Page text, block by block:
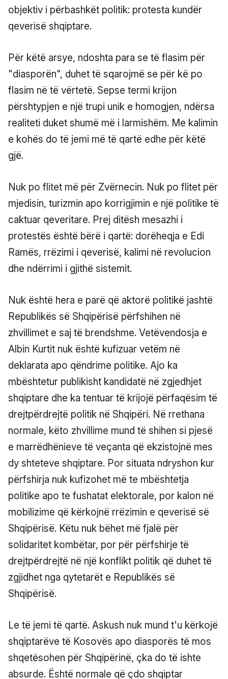
objektiv i përbashkët politik: protesta kundër
qeverisë shqiptare.
Për këtë arsye, ndoshta para se të flasim për
"diasporën", duhet të sqarojmë se për kë po
flasim në të vërtetë. Sepse termi krijon
përshtypjen e një trupi unik e homogjen, ndërsa
realiteti duket shumë më i larmishëm. Me kalimin
e kohës do të jemi më të qartë edhe për këtë
gjë.
Nuk po flitet më për Zvërnecin. Nuk po flitet për
mjedisin, turizmin apo korrigjimin e një politike të
caktuar qeveritare. Prej ditësh mesazhi i
protestës është bërë i qartë: dorëheqja e Edi
Ramës, rrëzimi i qeverisë, kalimi në revolucion
dhe ndërrimi i gjithë sistemit.
Nuk është hera e parë që aktorë politikë jashtë
Republikës së Shqipërisë përfshihen në
zhvillimet e saj të brendshme. Vetëvendosja e
Albin Kurtit nuk është kufizuar vetëm në
deklarata apo qëndrime politike. Ajo ka
mbështetur publikisht kandidatë në zgjedhjet
shqiptare dhe ka tentuar të krijojë përfaqësim të
drejtpërdrejtë politik në Shqipëri. Në rrethana
normale, këto zhvillime mund të shihen si pjesë
e marrëdhënieve të veçanta që ekzistojnë mes
dy shteteve shqiptare. Por situata ndryshon kur
përfshirja nuk kufizohet më te mbështetja
politike apo te fushatat elektorale, por kalon në
mobilizime që kërkojnë rrëzimin e qeverisë së
Shqipërisë. Këtu nuk bëhet më fjalë për
solidaritet kombëtar, por për përfshirje të
drejtpërdrejtë në një konflikt politik që duhet të
zgjidhet nga qytetarët e Republikës së
Shqipërisë.
Le të jemi të qartë. Askush nuk mund t'u kërkojë
shqiptarëve të Kosovës apo diasporës të mos
shqetësohen për Shqipërinë, çka do të ishte
absurde. Është normale që çdo shqiptar